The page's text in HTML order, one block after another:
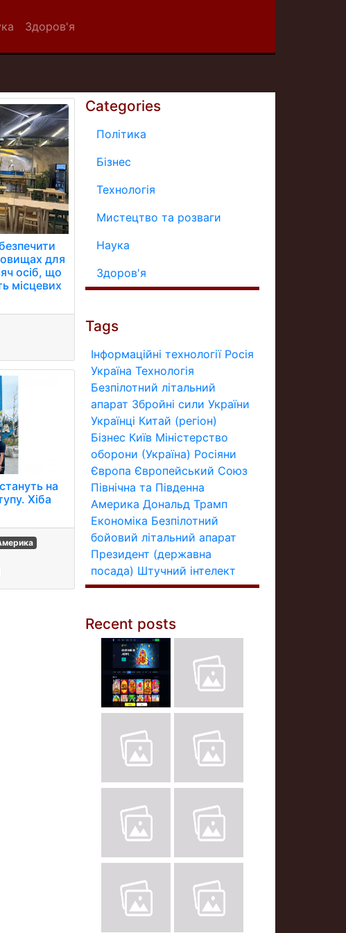
Здоров'я
для
осіб, що
місцевих
на
Хіба
Categories
Політика
Бізнес
Технологія
Мистецтво та розваги
Наука
Здоров'я
Tags
Інформаційні технології Росія
Україна Технологія
Безпілотний літальний
апарат Збройні сили України
Українці Китай (регіон)
Бізнес Київ Міністерство
оборони (Україна) Росіяни
Європа Європейський Союз
Північна та Південна
Америка Дональд Трамп
Економіка Безпілотний
бойовий літальний апарат
Президент (державна
посада) Штучний інтелект
Recent posts